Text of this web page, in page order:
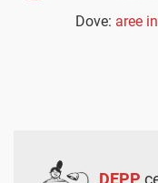
Dove: aree
DEPP